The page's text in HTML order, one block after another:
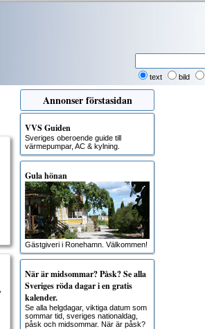
text bild
Annonser förstasidan
VVS Guiden
Sveriges oberoende guide till
värmepumpar, AC & kylning.
Gula hönan
Gästgiveri i Ronehamn. Välkommen!
När är midsommar? Påsk? Se alla
Sveriges röda dagar i en gratis
kalender.
Se alla helgdagar, viktiga datum som
sommar tid, sveriges nationaldag,
påsk och midsommar. När är påsk?